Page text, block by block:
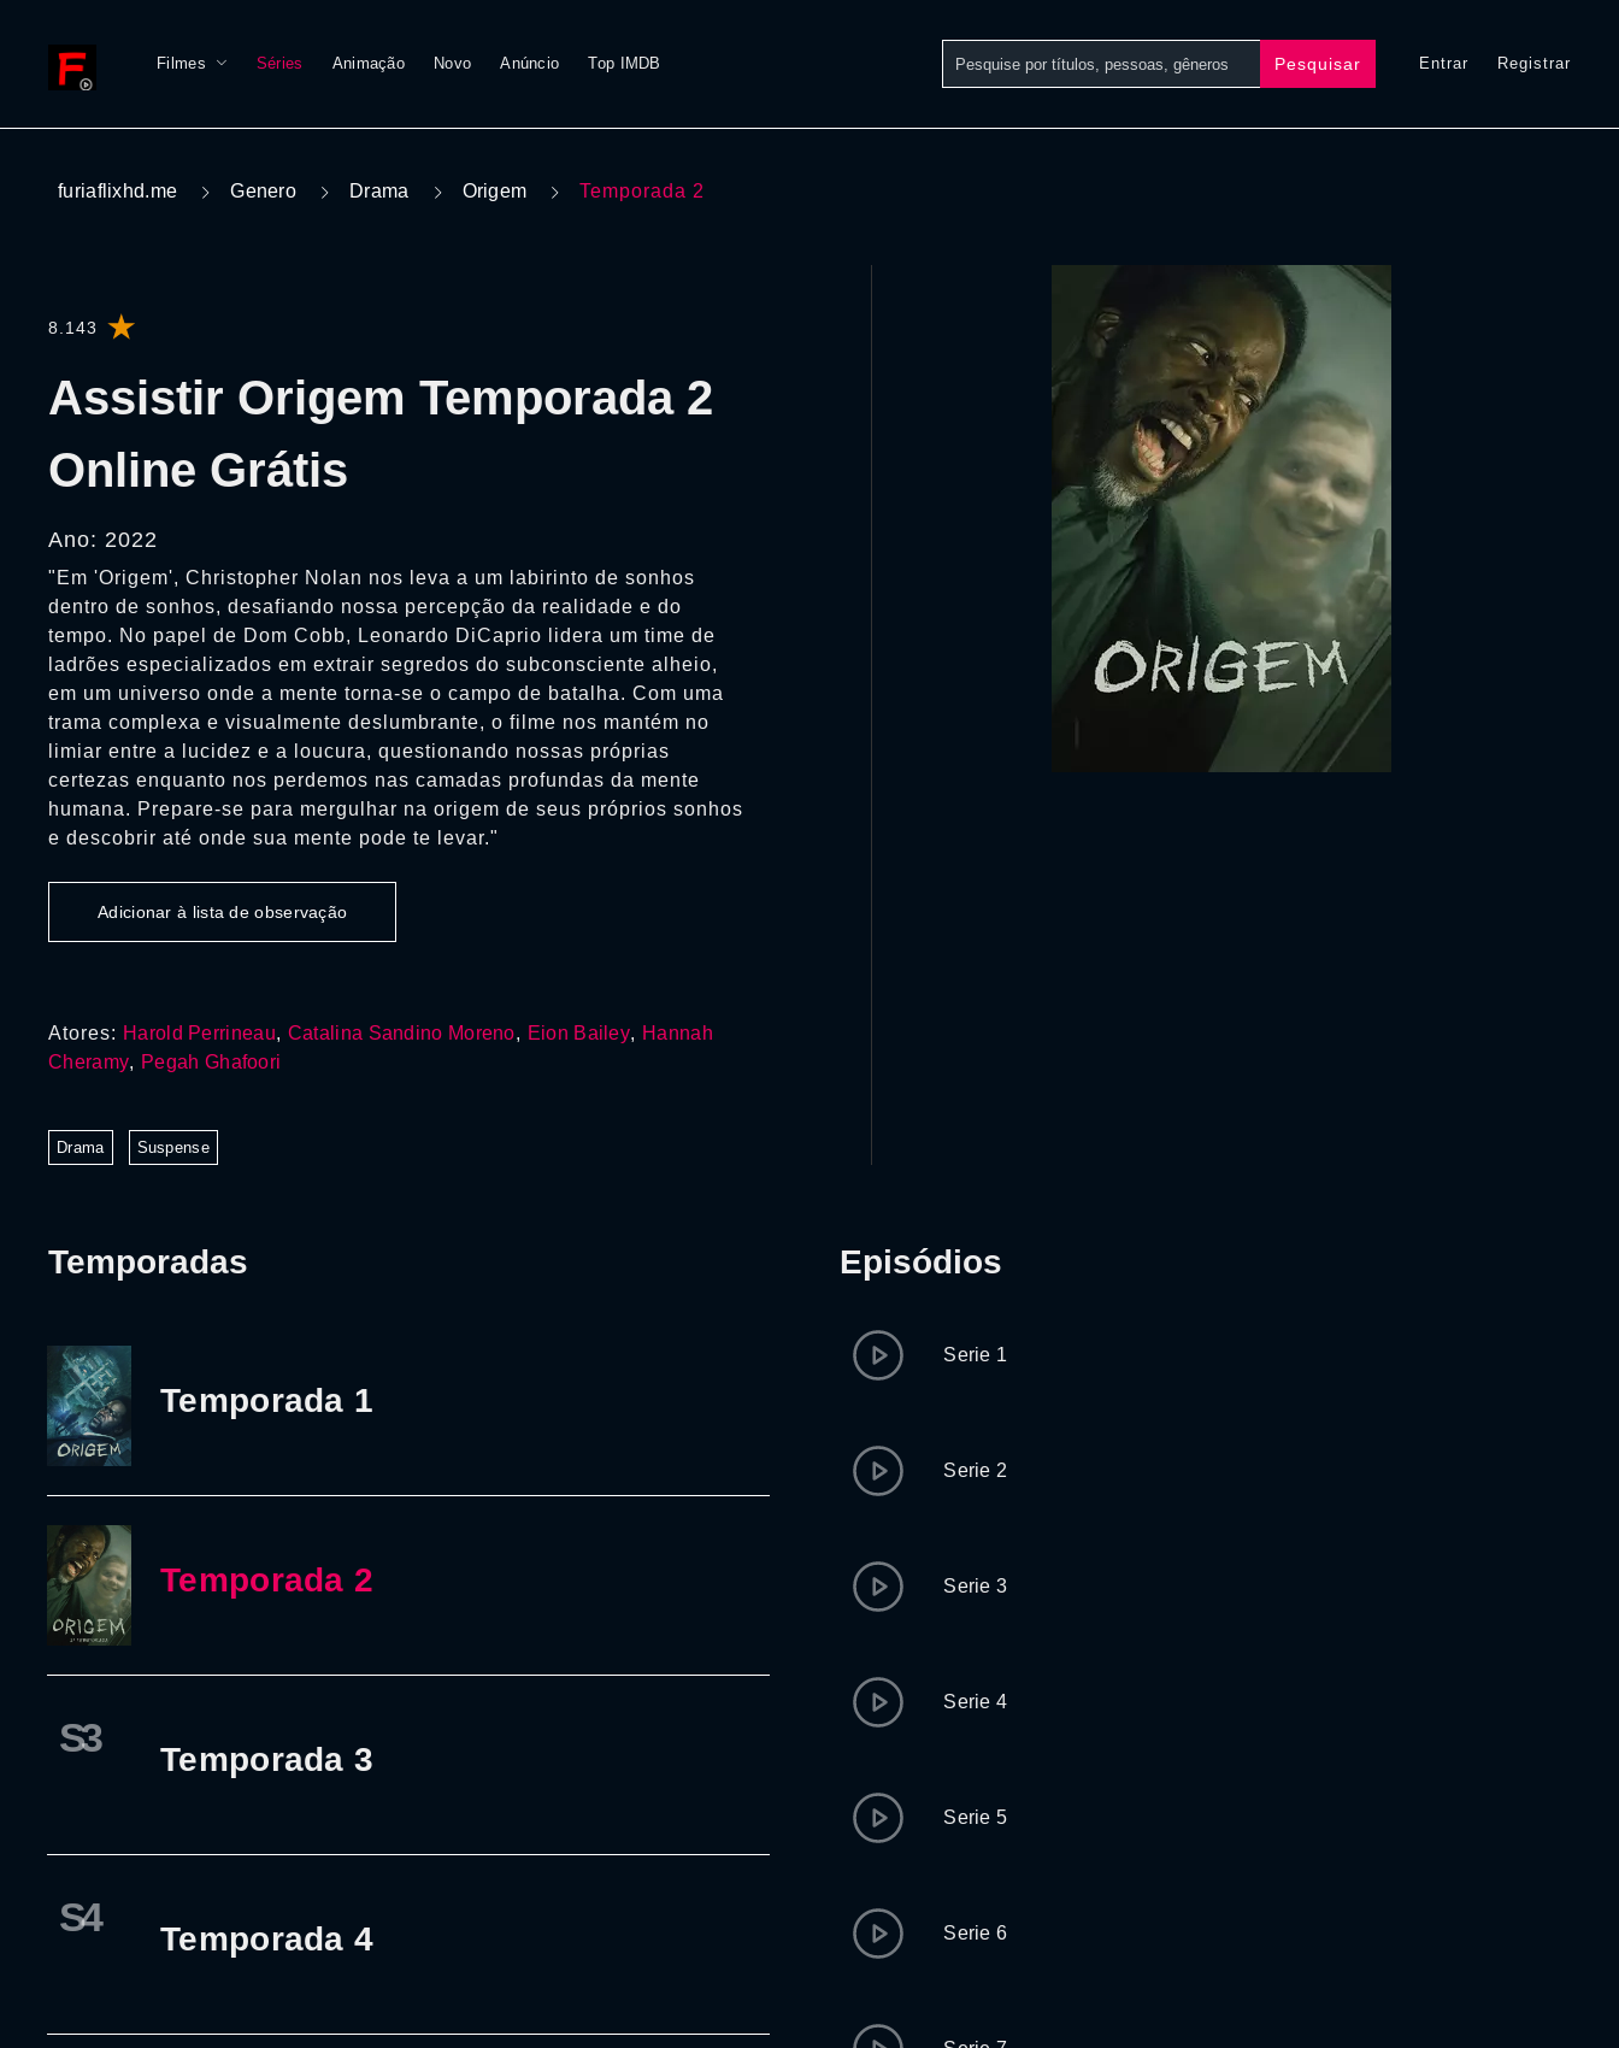
Filmes Séries Animação Novo Anúncio Top IMDB Pesquisar Entrar Registrar
furiaflixhd.me Genero Drama Origem Temporada 2
8.143
Assistir Origem Temporada 2
Online Grátis
Ano: 2022
"Em 'Origem', Christopher Nolan nos leva a um labirinto de sonhos
dentro de sonhos, desafiando nossa percepção da realidade e do
tempo. No papel de Dom Cobb, Leonardo DiCaprio lidera um time de
ladrões especializados em extrair segredos do subconsciente alheio,
em um universo onde a mente torna-se o campo de batalha. Com uma
trama complexa e visualmente deslumbrante, o filme nos mantém no
limiar entre a lucidez e a loucura, questionando nossas próprias
certezas enquanto nos perdemos nas camadas profundas da mente
humana. Prepare-se para mergulhar na origem de seus próprios sonhos
e descobrir até onde sua mente pode te levar."
Adicionar à lista de observação
Atores: Harold Perrineau, Catalina Sandino Moreno, Eion Bailey, Hannah
Cheramy, Pegah Ghafoori
Drama Suspense
Temporadas
Temporada 1
Temporada 2
S3 Temporada 3
S4 Temporada 4
Episódios
Serie 1
Serie 2
Serie 3
Serie 4
Serie 5
Serie 6